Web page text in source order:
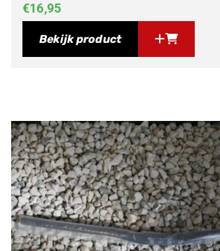
€16,95
Bekijk product